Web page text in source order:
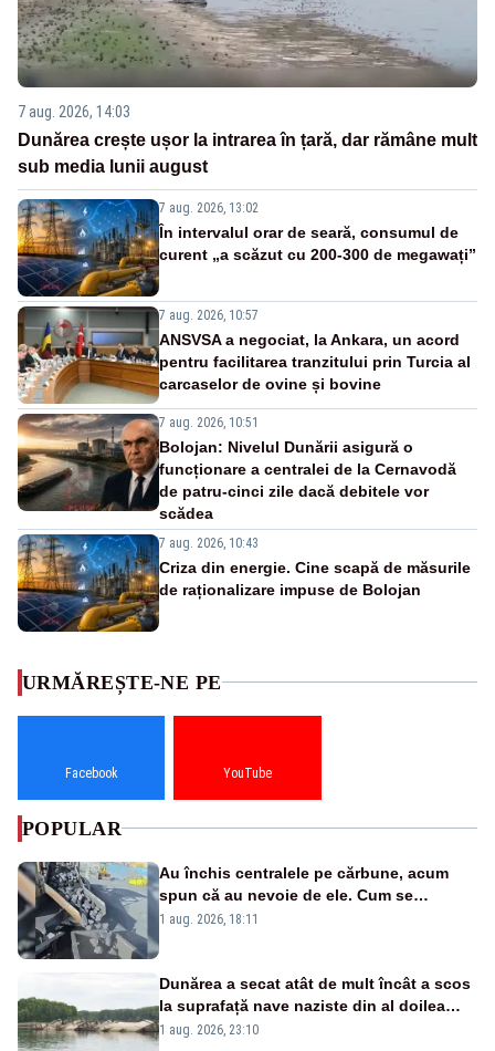
7 aug. 2026, 14:03
Dunărea crește ușor la intrarea în țară, dar rămâne mult
sub media lunii august
7 aug. 2026, 13:02
În intervalul orar de seară, consumul de
curent „a scăzut cu 200-300 de megawați”
7 aug. 2026, 10:57
ANSVSA a negociat, la Ankara, un acord
pentru facilitarea tranzitului prin Turcia al
carcaselor de ovine și bovine
7 aug. 2026, 10:51
Bolojan: Nivelul Dunării asigură o
funcționare a centralei de la Cernavodă
de patru-cinci zile dacă debitele vor
scădea
7 aug. 2026, 10:43
Criza din energie. Cine scapă de măsurile
de raționalizare impuse de Bolojan
URMĂREȘTE-NE PE
Facebook YouTube
POPULAR
Au închis centralele pe cărbune, acum
spun că au nevoie de ele. Cum se
pasează vina în plină criză energetică
1 aug. 2026, 18:11
Dunărea a secat atât de mult încât a scos
la suprafață nave naziste din al doilea
război mondial
1 aug. 2026, 23:10